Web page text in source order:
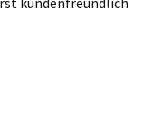
Wörishofen: Ganz